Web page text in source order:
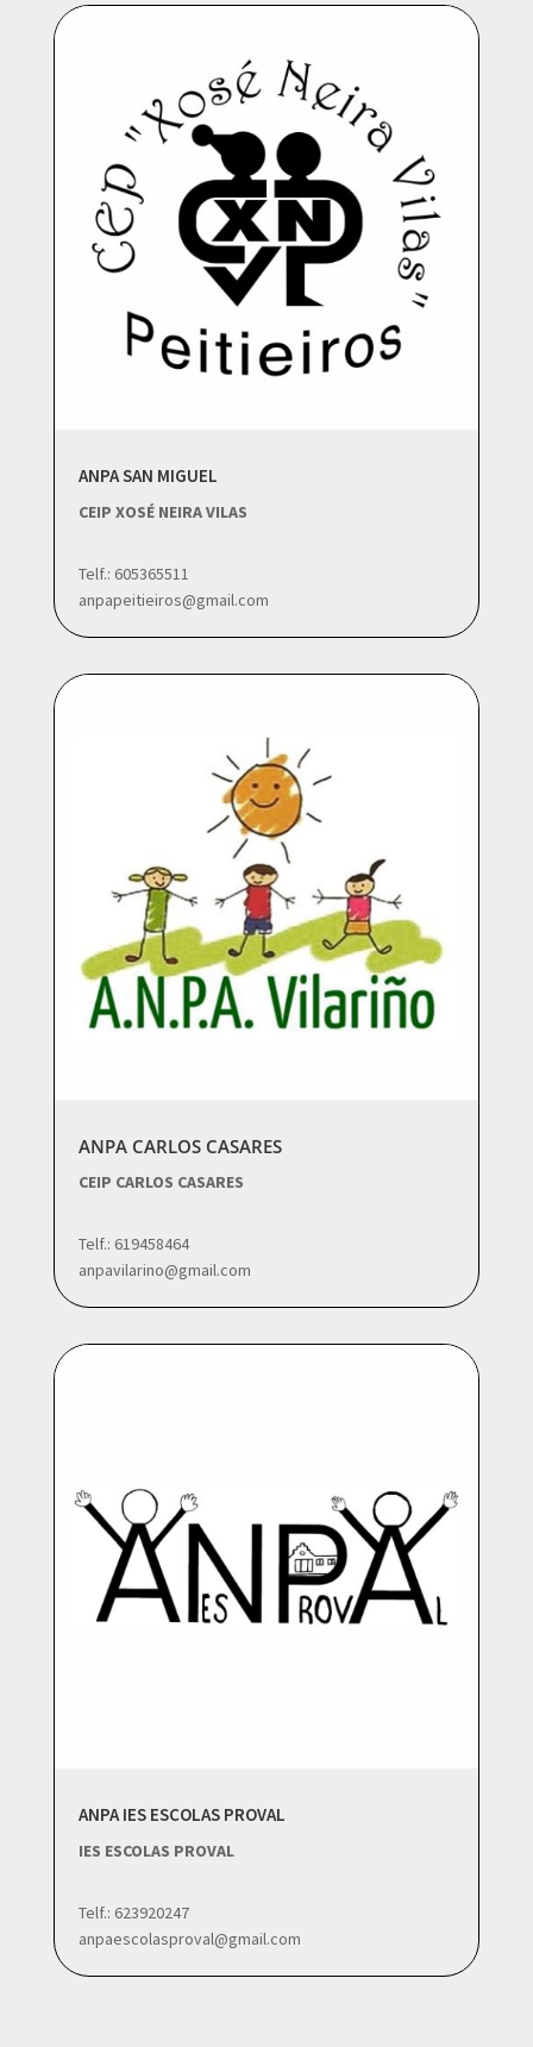
ANPA SAN MIGUEL
CEIP XOSÉ NEIRA VILAS
Telf.: 605365511
anpapeitieiros@gmail.com
ANPA CARLOS CASARES
CEIP CARLOS CASARES
Telf.: 619458464
anpavilarino@gmail.com
ANPA IES ESCOLAS PROVAL
IES ESCOLAS PROVAL
Telf.: 623920247
anpaescolasproval@gmail.com